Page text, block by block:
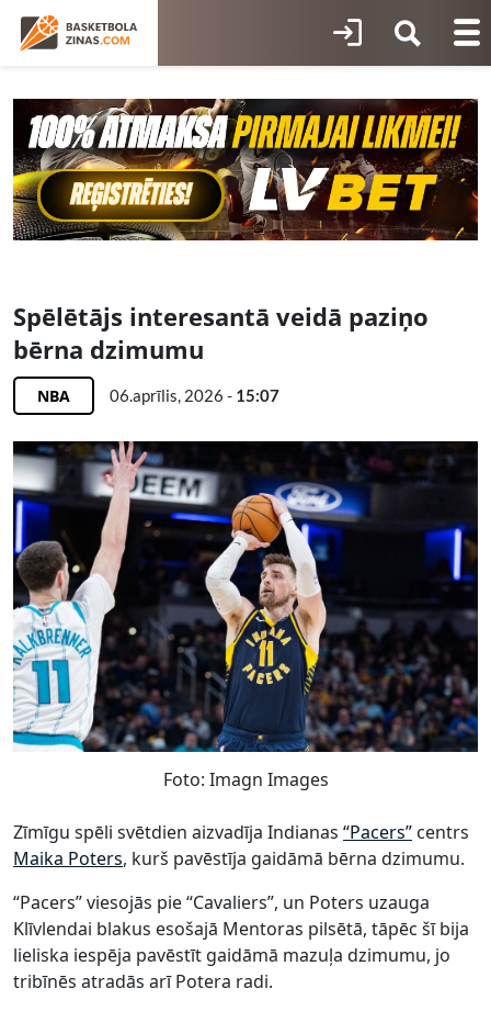
Spēlētājs interesantā veidā paziņo
bērna dzimumu
NBA 06.aprīlis, 2026 - 15:07
Foto: Imagn Images
Zīmīgu spēli svētdien aizvadīja Indianas “Pacers” centrs
Maika Poters, kurš pavēstīja gaidāmā bērna dzimumu.
“Pacers” viesojās pie “Cavaliers”, un Poters uzauga
Klīvlendai blakus esošajā Mentoras pilsētā, tāpēc šī bija
lieliska iespēja pavēstīt gaidāmā mazuļa dzimumu, jo
tribīnēs atradās arī Potera radi.